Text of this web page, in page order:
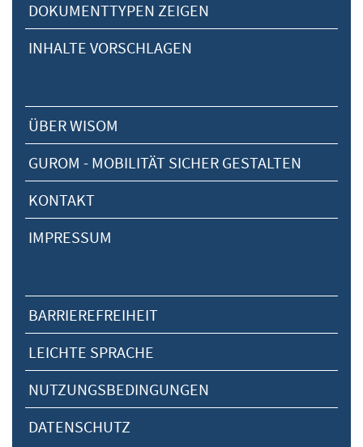
DOKUMENTTYPEN ZEIGEN
INHALTE VORSCHLAGEN
ÜBER WISOM
GUROM - MOBILITÄT SICHER GESTALTEN
KONTAKT
IMPRESSUM
BARRIEREFREIHEIT
LEICHTE SPRACHE
NUTZUNGSBEDINGUNGEN
DATENSCHUTZ